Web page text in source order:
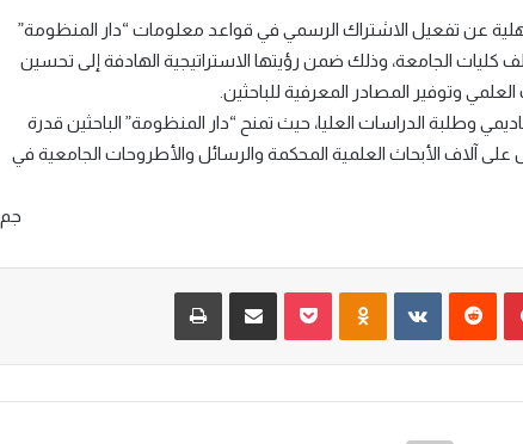
عن تفعيل الاشتراك الرسمي في قواعد معلومات “دار المنظومة”
كليات الجامعة، وذلك ضمن رؤيتها الاستراتيجية الهادفة إلى تحسين
وتوفير المصادر المعرفية للباحثين.
وطلبة الدراسات العليا، حيث تمنح “دار المنظومة” الباحثين قدرة
آلاف الأبحاث العلمية المحكمة والرسائل والأطروحات الجامعية في
جم